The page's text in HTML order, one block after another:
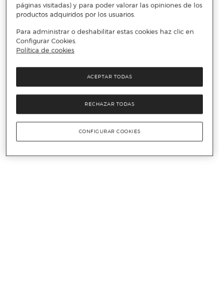
páginas visitadas) y para poder valorar las opiniones de los
productos adquiridos por los usuarios.
Para administrar o deshabilitar estas cookies haz clic en
Configurar Cookies.
Política de cookies
RECHAZAR TODAS
ACEPTAR TODAS
CONFIGURAR COOKIES